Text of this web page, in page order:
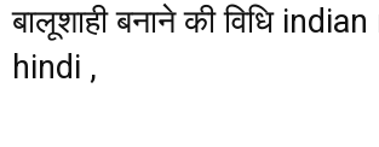
बालूशाही बनाने की विधि
hindi ,